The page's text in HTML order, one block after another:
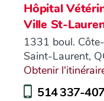
Hôpital
Ville St-
1331 boul.
Saint-Laurent,
Obtenir
514 337-